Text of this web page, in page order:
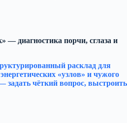
— диагностика порчи, сглаза и
расклад для
«узлов» и чужого
задать чёткий вопрос, выстроить